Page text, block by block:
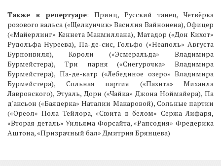
Также в репертуаре: Принц, Русский танец, Четвёрка
розового вальса («Щелкунчик» Василия Вайнонена), Офицер
(«Майерлинг» Кеннета Макмиллана), Матадор («Дон Кихот»
Рудольфа Нуреева), Па-де-сис, Гольфо («Неаполь» Августа
Бурнонвиля), Короли («Эсмеральда» Владимира
Бурмейстера), Три парня («Снегурочка» Владимира
Бурмейстера), Па-де-катр («Лебединое озеро» Владимира
Бурмейстера), Сольная партия («Пахита» Михаила
Лавровского), Этуаль, Дорн («Чайка» Джона Ноймайера), Па
д'аксьон («Баядерка» Наталии Макаровой), Сольные партии
(«Ореол» Пола Тейлора, «Сюита в белом» Сержа Лифаря,
«Вторая деталь» Уильяма Форсайта, «Рапсодия» Фредерика
Аштона, «Призрачный бал» Дмитрия Брянцева)